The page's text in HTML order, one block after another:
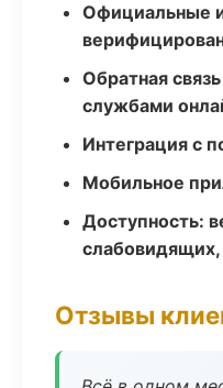
Официальные
Обратная
службами
Интеграция с
Мобильное
Доступность:
слабовидящих,
Отзывы